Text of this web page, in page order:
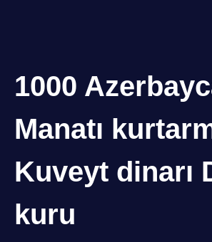
1000
Manatı
Kuveyt dinarı
kuru